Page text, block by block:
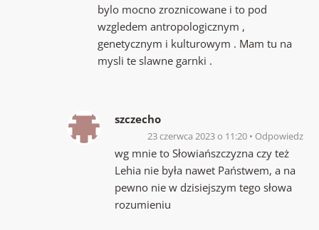
bylo mocno zroznicowane i to pod
wzgledem antropologicznym ,
genetycznym i kulturowym . Mam tu na
mysli te slawne garnki .
szczecho
23 czerwca 2023 o 11:20 Odpowiedz
wg mnie to Słowiańszczyzna czy też
Lehia nie była nawet Państwem, a na
pewno nie w dzisiejszym tego słowa
rozumieniu